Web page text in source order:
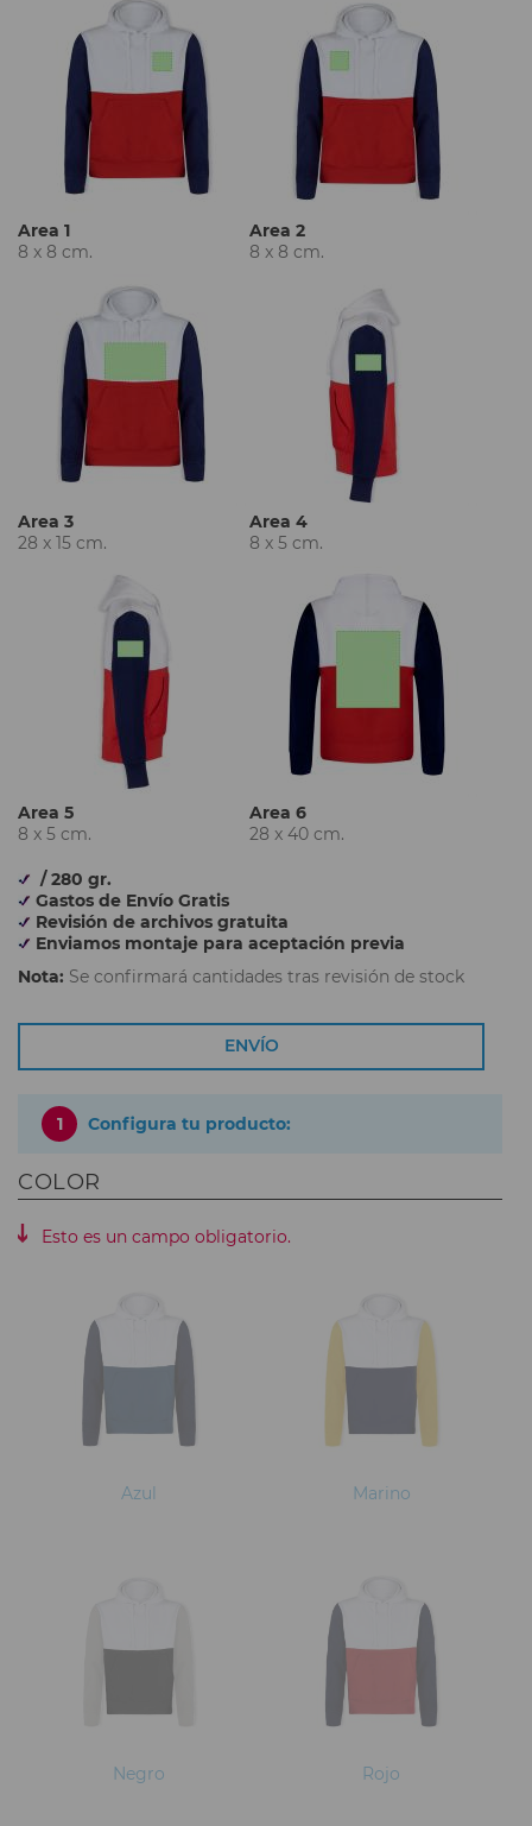
Area 1
8 x 8 cm.
Area 2
8 x 8 cm.
Area 3
28 x 15 cm.
Area 4
8 x 5 cm.
Area 5
8 x 5 cm.
Area 6
28 x 40 cm.
/ 280 gr.
Gastos de Envío Gratis
Revisión de archivos gratuita
Enviamos montaje para aceptación previa
Nota: Se confirmará cantidades tras revisión de stock
ENVÍO
1 Configura tu producto:
COLOR
Esto es un campo obligatorio.
Azul Marino
Negro Rojo